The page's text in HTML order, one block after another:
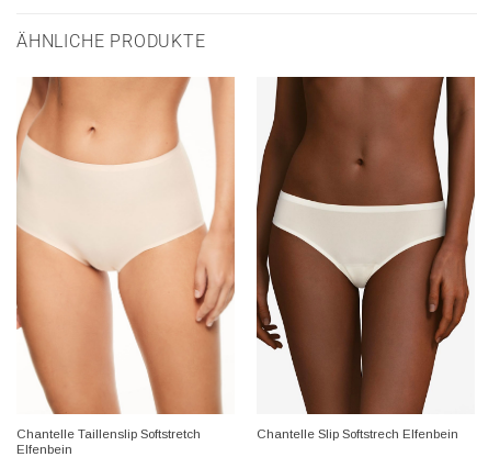
ÄHNLICHE PRODUKTE
+
Chantelle Taillenslip Softstretch
Elfenbein
Chantelle Slip Softstrech Elfenbein